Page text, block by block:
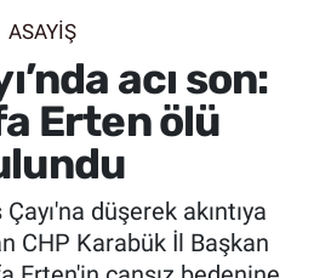
ASAYİŞ
acı son:
Erten ölü
düşerek akıntıya
CHP Karabük İl Başkan